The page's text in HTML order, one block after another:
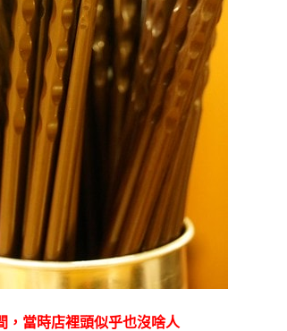
，當時店裡頭似乎也沒啥人